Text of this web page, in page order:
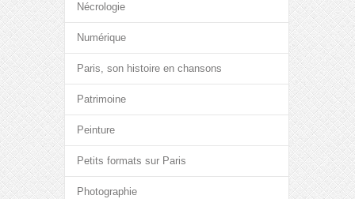
Nécrologie
Numérique
Paris, son histoire en chansons
Patrimoine
Peinture
Petits formats sur Paris
Photographie